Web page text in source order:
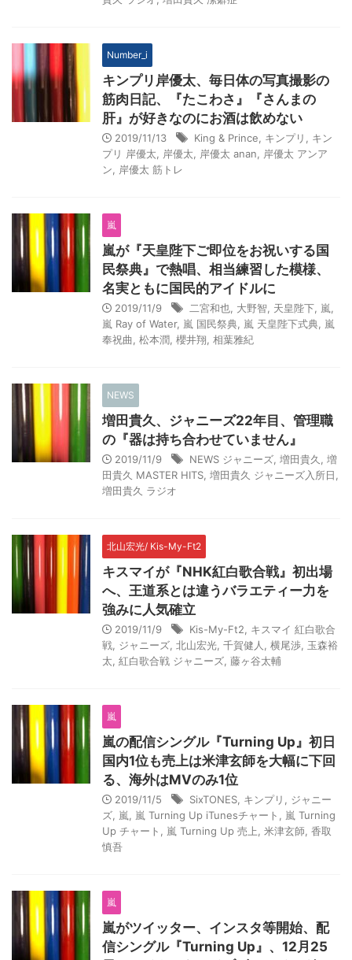
Number_i
キンプリ岸優太、毎日体の写真撮影の
筋肉日記、『たこわさ』『さんまの
肝』が好きなのにお酒は飲めない
2019/11/13 King & Prince キンプリ
キン
プリ 岸優太
岸優太 岸優太 anan
岸優太 アンア
ン
岸優太 筋トレ
嵐
嵐が『天皇陛下ご即位をお祝いする国
民祭典』で熱唱、相当練習した模様、
名実ともに国民的アイドルに
2019/11/9 二宮和也 大野智 天皇陛下 嵐
嵐 Ray of Water, 嵐 国民祭典 嵐 天皇陛下式典 嵐
奉祝曲 松本潤 櫻井翔 相葉雅紀
NEWS
増田貴久、ジャニーズ22年目、管理職
の『器は持ち合わせていません』
2019/11/9 NEWS ジャニーズ 増田貴久
増
田貴久 MASTER HITS 増田貴久 ジャニーズ入所日
増田貴久 ラジオ
北山宏光/ Kis-My-Ft2
キスマイが『NHK紅白歌合戦』初出場
へ、王道系とは違うバラエティー力を
強みに人気確立
2019/11/9 Kis-My-Ft2
キスマイ 紅白歌合
戦 ジャニーズ 北山宏光 千賀健人 横尾渉 玉森裕
太 紅白歌合戦 ジャニーズ 藤ヶ谷太輔
嵐
嵐の配信シングル『Turning Up』初日
国内1位も売上は米津玄師を大幅に下回
る、海外はMVのみ1位
2019/11/5 SixTONES キンプリ
ジャニー
ズ 嵐 嵐 Turning Up iTunesチャート
嵐 Turning
Up チャート
嵐 Turning Up 売上 米津玄師 香取
慎吾
嵐
嵐がツイッター、インスタ等開始、配
信シングル『Turning Up』、12月25